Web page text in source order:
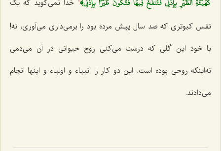
كَهَيۡ‍َٔةِ ٱلطَّيۡرِ بِإِذۡنِي فَتَنفُخُ فِيهَا فَتَكُونُ طَيۡرَۢا بِإِذۡنِي﴾ خدا نمی‌گوید که یک
نفس کبوتری که صد سال پیش مرده بود را برمی‌داری می‌آوری، نه!
با خود این گلی که درست می‌کنی روح حیوانی در آن می‌دمی
نه‌اینکه روحی بوده است. این دو کار را انبیاء و اولیاء و اینها انجام
می‌دادند.